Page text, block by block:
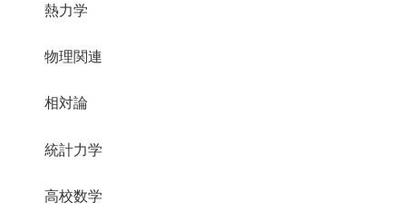
熱力学
物理関連
相対論
統計力学
高校数学